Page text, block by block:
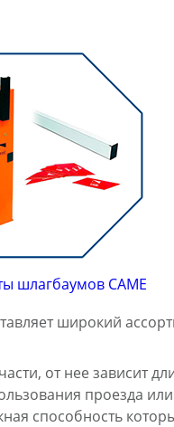
шлагбаумов CAME
широкий
от нее зависит
проезда
способность